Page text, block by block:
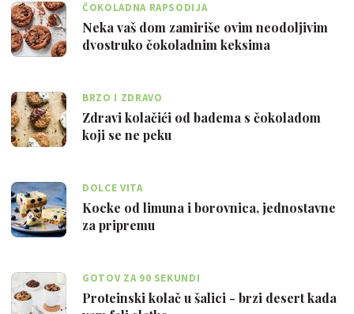
ČOKOLADNA RAPSODIJA
Neka vaš dom zamiriše ovim neodoljivim
dvostruko čokoladnim keksima
BRZO I ZDRAVO
Zdravi kolačići od badema s čokoladom
koji se ne peku
DOLCE VITA
Kocke od limuna i borovnica, jednostavne
za pripremu
GOTOV ZA 90 SEKUNDI
Proteinski kolač u šalici - brzi desert kada